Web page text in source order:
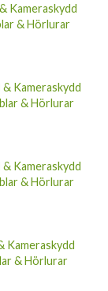
Kameraskydd
& Hörlurar
Kameraskydd
& Hörlurar
Kameraskydd
& Hörlurar
Kameraskydd
& Hörlurar